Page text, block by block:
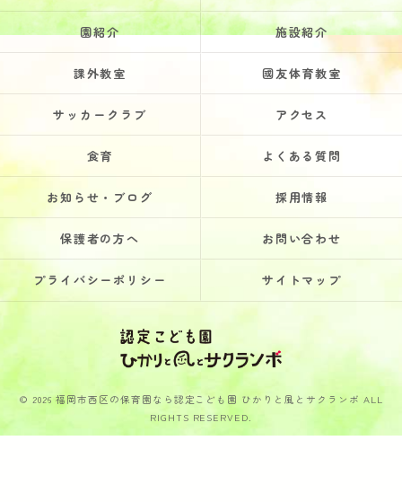
園紹介 施設紹介
課外教室 國友体育教室
サッカークラブ アクセス
食育 よくある質問
お知らせ・ブログ 採用情報
保護者の方へ お問い合わせ
プライバシーポリシー サイトマップ
© 2026 福岡市西区の保育園なら認定こども園 ひかりと風とサクランボ ALL
RIGHTS RESERVED.